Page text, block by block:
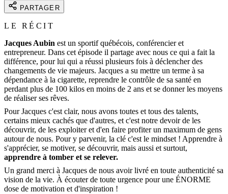
PARTAGER
LE RÉCIT
Jacques Aubin est un sportif québécois, conférencier et
entrepreneur. Dans cet épisode il partage avec nous ce qui a fait la
différence, pour lui qui a réussi plusieurs fois à déclencher des
changements de vie majeurs. Jacques a su mettre un terme à sa
dépendance à la cigarette, reprendre le contrôle de sa santé en
perdant plus de 100 kilos en moins de 2 ans et se donner les moyens
de réaliser ses rêves.
Pour Jacques c'est clair, nous avons toutes et tous des talents,
certains mieux cachés que d'autres, et c'est notre devoir de les
découvrir, de les exploiter et d'en faire profiter un maximum de gens
autour de nous. Pour y parvenir, la clé c'est le mindset ! Apprendre à
s'apprécier, se motiver, se découvrir, mais aussi et surtout,
apprendre à tomber et se relever.
Un grand merci à Jacques de nous avoir livré en toute authenticité sa
vision de la vie. À écouter de toute urgence pour une ÉNORME
dose de motivation et d'inspiration !